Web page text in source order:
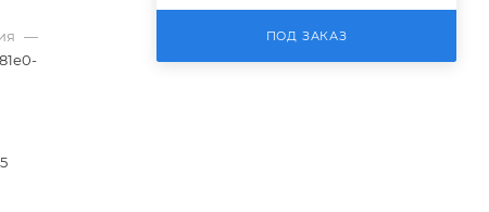
—
ПОД ЗАКАЗ